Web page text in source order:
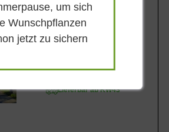
Erntezeit
Frucht
Säuerlich und saftig
Lieferbar ab KW43
um sich
Wunschpflanzen
jetzt zu sichern